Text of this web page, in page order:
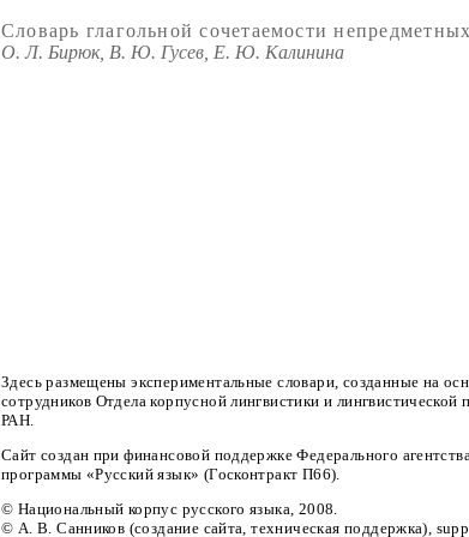
Словарь глагольной сочетаемости
О. Л. Бирюк, В. Ю. Гусев, Е. Ю. Калинина
Здесь размещены экспериментальные словари, созданные на
сотрудников Отдела корпусной лингвистики и
РАН.
Сайт создан при финансовой поддержке Федерального
программы «Русский язык» (Госконтракт П66).
© Национальный корпус русского языка, 2008.
© А. В. Санников (создание сайта, техническая поддержка),